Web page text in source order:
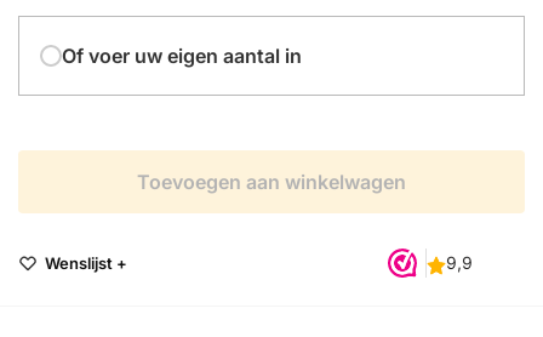
Of voer uw eigen aantal in
Toevoegen aan winkelwagen
Wenslijst +